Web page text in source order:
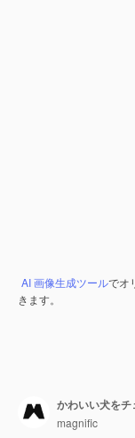
AI 画像生成ツールでオ
きます。
かわいい犬を
magnific